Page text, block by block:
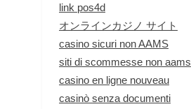
link pos4d
オンラインカジノ サイト
casino sicuri non AAMS
siti di scommesse non aams
casino en ligne nouveau
casinò senza documenti